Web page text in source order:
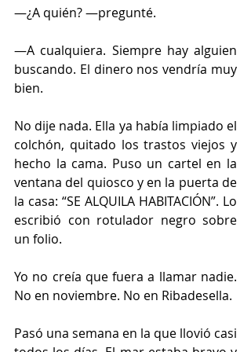
—¿A quién? —pregunté.
—A cualquiera. Siempre hay alguien
buscando. El dinero nos vendría muy
bien.
No dije nada. Ella ya había limpiado el
colchón, quitado los trastos viejos y
hecho la cama. Puso un cartel en la
ventana del quiosco y en la puerta de
la casa: “SE ALQUILA HABITACIÓN”. Lo
escribió con rotulador negro sobre
un folio.
Yo no creía que fuera a llamar nadie.
No en noviembre. No en Ribadesella.
Pasó una semana en la que llovió casi